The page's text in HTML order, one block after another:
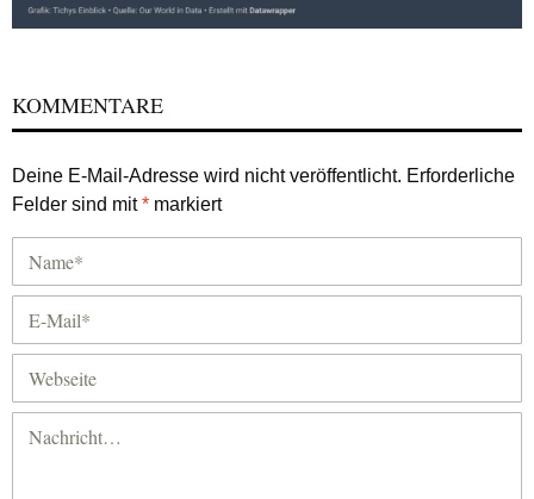
KOMMENTARE
Deine E-Mail-Adresse wird nicht veröffentlicht. Erforderliche
Felder sind mit* markiert